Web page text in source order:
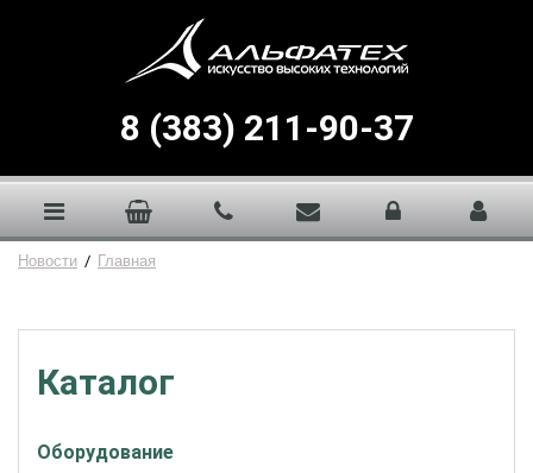
8 (383) 211-90-37
Новости / Главная
Каталог
Оборудование